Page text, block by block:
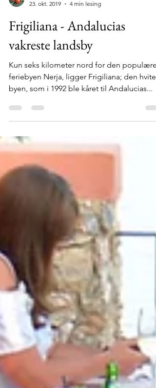
23. okt. 2019
4 min lesing
Frigiliana - Andalucias
vakreste landsby
Kun seks kilometer nord for den populære
feriebyen Nerja, ligger Frigiliana; den hvite
byen, som i 1992 ble kåret til Andalucias...